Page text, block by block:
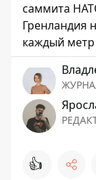
саммита
Гренландия
каждый
👍